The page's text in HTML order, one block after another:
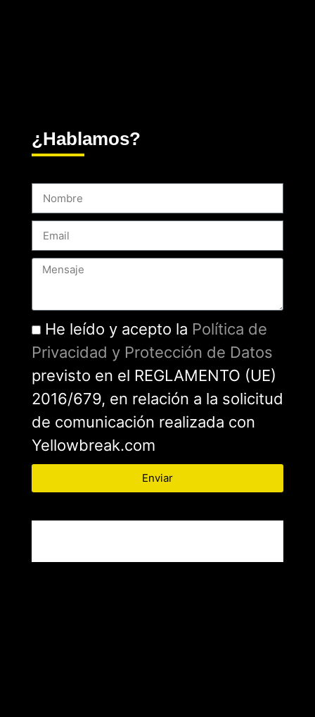
¿Hablamos?
He leído y acepto la Política de
Privacidad y Protección de Datos
previsto en el REGLAMENTO (UE)
2016/679, en relación a la solicitud
de comunicación realizada con
Yellowbreak.com
Enviar